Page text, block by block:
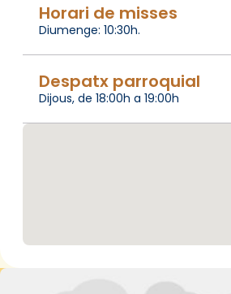
Horari de misses
Diumenge: 10:30h.
Despatx parroquial
Dijous, de 18:00h a 19:00h